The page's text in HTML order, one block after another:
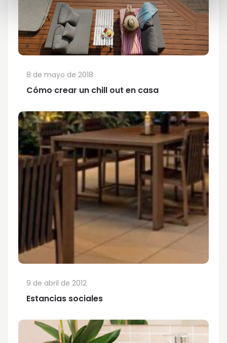
Cómo crear un chill out en casa
8 de mayo de 2018
Estancias sociales
9 de abril de 2012